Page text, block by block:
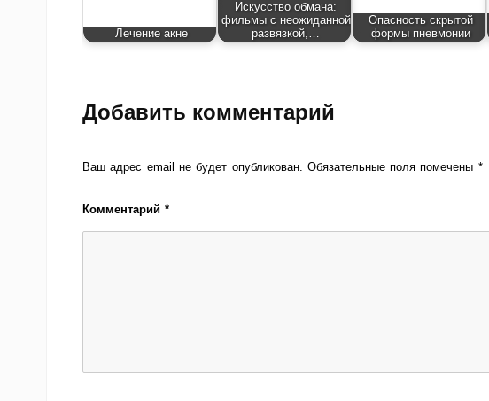
Лечение акне
Искусство обмана:
фильмы с неожиданной
развязкой,…
Опасность скрытой
формы пневмонии
Добавить комментарий
Ваш адрес email не будет опубликован. Обязательные поля помечены *
Комментарий*